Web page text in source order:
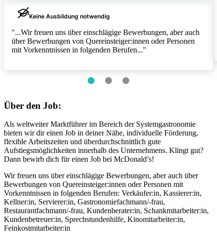
Keine Ausbildung notwendig
"...Wir freuen uns über einschlägige Bewerbungen, aber auch
über Bewerbungen von Quereinsteiger:innen oder Personen
mit Vorkenntnissen in folgenden Berufen..."
item
item
item
Item
Über den Job:
Als weltweiter Marktführer im Bereich der Systemgastronomie
bieten wir dir einen Job in deiner Nähe, individuelle Förderung,
flexible Arbeitszeiten und überdurchschnittlich gute
Aufstiegsmöglichkeiten innerhalb des Unternehmens. Klingt gut?
Dann bewirb dich für einen Job bei McDonald’s!
Wir freuen uns über einschlägige Bewerbungen, aber auch über
Bewerbungen von Quereinsteiger:innen oder Personen mit
Vorkenntnissen in folgenden Berufen: Verkäufer:in, Kassierer:in,
Kellner:in, Servierer:in, Gastronomiefachmann/-frau,
Restaurantfachmann/-frau, Kundenberater:in, Schankmitarbeiter:in,
Kundenbetreuer:in, Sprechstundenhilfe, Kinomitarbeiter:in,
Feinkostmitarbeiter:in